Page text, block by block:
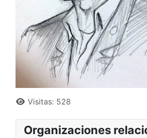
Detalles
Visitas: 528
Organizaciones